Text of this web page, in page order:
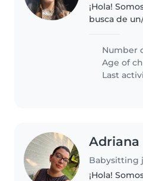
¡Hola!
busca de
pequeño/a
energía y
con
Number
Age of
Last
Adriana
¡Hola!